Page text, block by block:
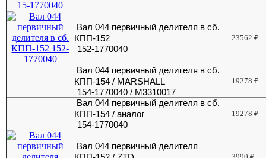
Вал 044 первичный делителя в сб.
КПП-152
152-1770040
23562₽
Вал 044 первичный делителя в сб.
КПП-154 / MARSHALL
154-1770040 / M3310017
19278₽
Вал 044 первичный делителя в сб.
КПП-154 / аналог
154-1770040
19278₽
Вал 044 первичный делителя